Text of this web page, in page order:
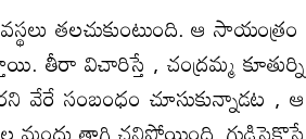
తలచుకుంటుంది. ఆ సాయంత్రం
తీరా విచారిస్తే , చంద్రమ్మ కూతుర్ని
వేరే సంబంధం చూసుకున్నాడట , ఆ